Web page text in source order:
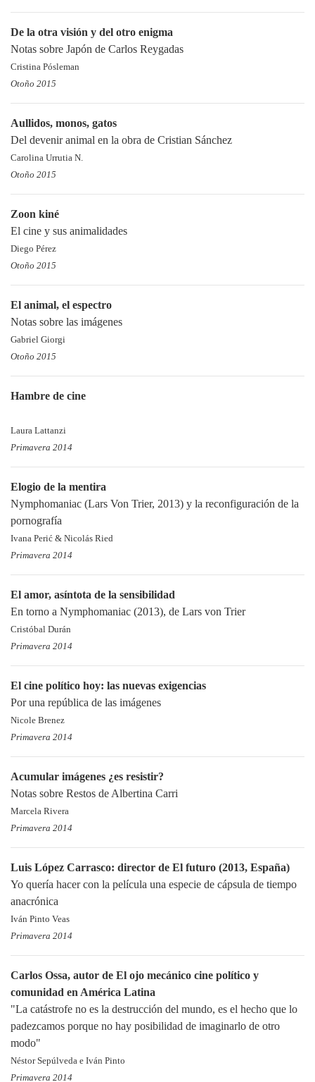
De la otra visión y del otro enigma
Notas sobre Japón de Carlos Reygadas
Cristina Pósleman
Otoño 2015
Aullidos, monos, gatos
Del devenir animal en la obra de Cristian Sánchez
Carolina Urrutia N.
Otoño 2015
Zoon kiné
El cine y sus animalidades
Diego Pérez
Otoño 2015
El animal, el espectro
Notas sobre las imágenes
Gabriel Giorgi
Otoño 2015
Hambre de cine
Laura Lattanzi
Primavera 2014
Elogio de la mentira
Nymphomaniac (Lars Von Trier, 2013) y la reconfiguración de la
pornografía
Ivana Perić & Nicolás Ried
Primavera 2014
El amor, asíntota de la sensibilidad
En torno a Nymphomaniac (2013), de Lars von Trier
Cristóbal Durán
Primavera 2014
El cine político hoy: las nuevas exigencias
Por una república de las imágenes
Nicole Brenez
Primavera 2014
Acumular imágenes ¿es resistir?
Notas sobre Restos de Albertina Carri
Marcela Rivera
Primavera 2014
Luis López Carrasco: director de El futuro (2013, España)
Yo quería hacer con la película una especie de cápsula de tiempo
anacrónica
Iván Pinto Veas
Primavera 2014
Carlos Ossa, autor de El ojo mecánico cine político y
comunidad en América Latina
"La catástrofe no es la destrucción del mundo, es el hecho que lo
padezcamos porque no hay posibilidad de imaginarlo de otro
modo"
Néstor Sepúlveda e Iván Pinto
Primavera 2014